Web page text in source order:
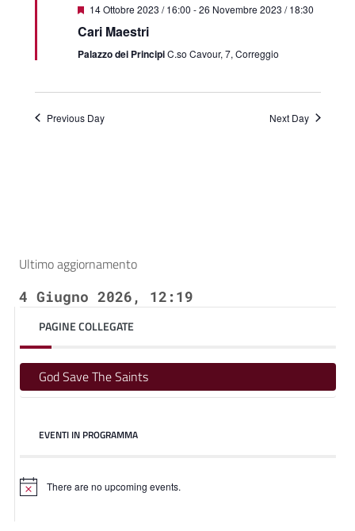
Featured
14 Ottobre 2023 / 16:00 -26 Novembre 2023 / 18:30
Cari Maestri
Palazzo dei PrincipiC.so Cavour, 7, Correggio
Previous Day Next Day
Ultimo aggiornamento
4 Giugno 2026, 12:19
PAGINE COLLEGATE
God Save The Saints
EVENTI IN PROGRAMMA
There are no upcoming events.